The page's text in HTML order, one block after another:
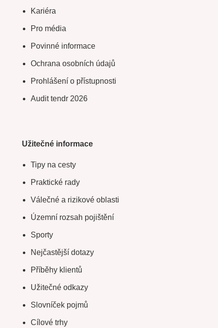
Kariéra
Pro média
Povinné informace
Ochrana osobních údajů
Prohlášení o přístupnosti
Audit tendr 2026
Užitečné informace
Tipy na cesty
Praktické rady
Válečné a rizikové oblasti
Územní rozsah pojištění
Sporty
Nejčastější dotazy
Příběhy klientů
Užitečné odkazy
Slovníček pojmů
Cílové trhy